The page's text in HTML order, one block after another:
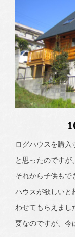
ログハウスを購入
と思ったのですが
それから子供もで
ハウスが欲しいと
わせてもらえまし
要なのですが、今